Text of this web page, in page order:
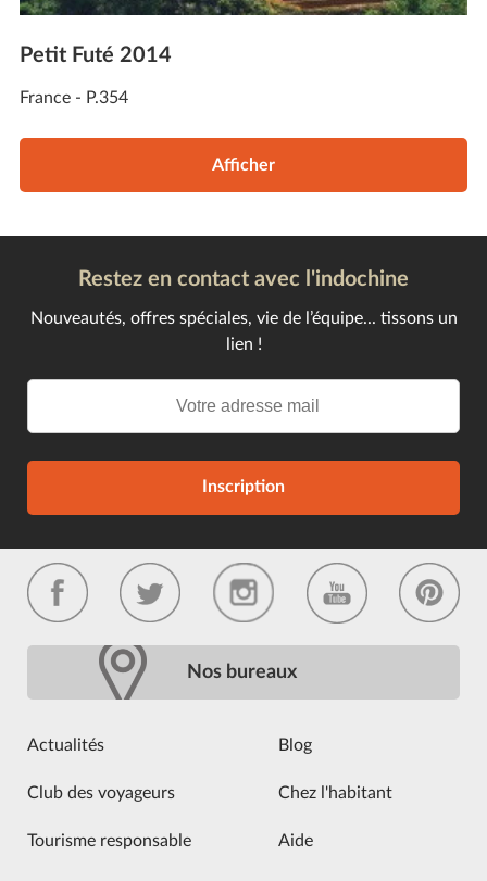
Petit Futé 2014
France - P.354
Afficher
Restez en contact avec l'indochine
Nouveautés, offres spéciales, vie de l’équipe... tissons un
lien !
Inscription
Nos bureaux
Actualités Blog
Club des voyageurs Chez l'habitant
Tourisme responsable Aide